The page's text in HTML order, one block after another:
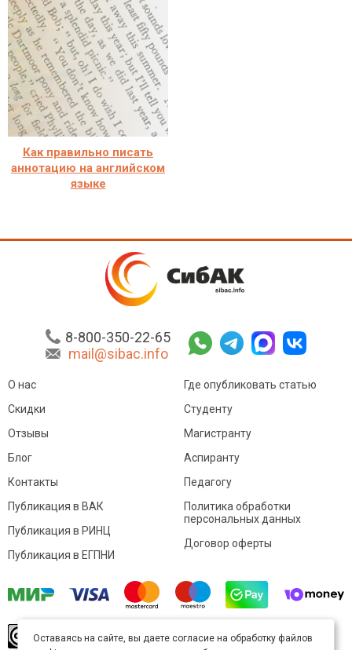
Как правильно писать
аннотацию на английском
языке
8-800-350-22-65
mail@sibac.info
О нас
Скидки
Отзывы
Блог
Контакты
Где опубликовать статью
Студенту
Магистранту
Аспиранту
Педагогу
Публикация в ВАК
Публикация в РИНЦ
Публикация в ЕГПНИ
Политика обработки
персональных данных
Договор оферты
произведение доступно полицензии Creative
Оставаясь на сайте, вы даете согласие на обработку файлов